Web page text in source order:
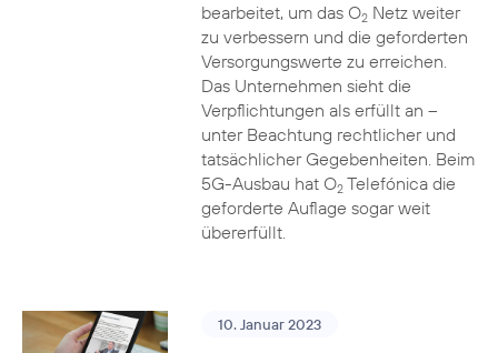
bearbeitet, um das O2Netz weiter
zu verbessern und die geforderten
Versorgungswerte zu erreichen.
Das Unternehmen sieht die
Verpflichtungen als erfüllt an –
unter Beachtung rechtlicher und
tatsächlicher Gegebenheiten. Beim
5G-Ausbau hat O2Telefónica die
geforderte Auflage sogar weit
übererfüllt.
10. Januar 2023